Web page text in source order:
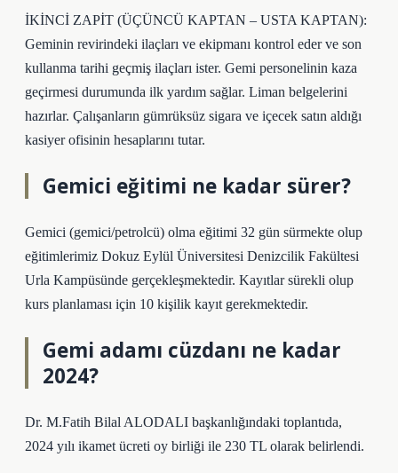
İKİNCİ ZAPİT (ÜÇÜNCÜ KAPTAN – USTA KAPTAN):
Geminin revirindeki ilaçları ve ekipmanı kontrol eder ve son
kullanma tarihi geçmiş ilaçları ister. Gemi personelinin kaza
geçirmesi durumunda ilk yardım sağlar. Liman belgelerini
hazırlar. Çalışanların gümrüksüz sigara ve içecek satın aldığı
kasiyer ofisinin hesaplarını tutar.
Gemici eğitimi ne kadar sürer?
Gemici (gemici/petrolcü) olma eğitimi 32 gün sürmekte olup
eğitimlerimiz Dokuz Eylül Üniversitesi Denizcilik Fakültesi
Urla Kampüsünde gerçekleşmektedir. Kayıtlar sürekli olup
kurs planlaması için 10 kişilik kayıt gerekmektedir.
Gemi adamı cüzdanı ne kadar
2024?
Dr. M.Fatih Bilal ALODALI başkanlığındaki toplantıda,
2024 yılı ikamet ücreti oy birliği ile 230 TL olarak belirlendi.